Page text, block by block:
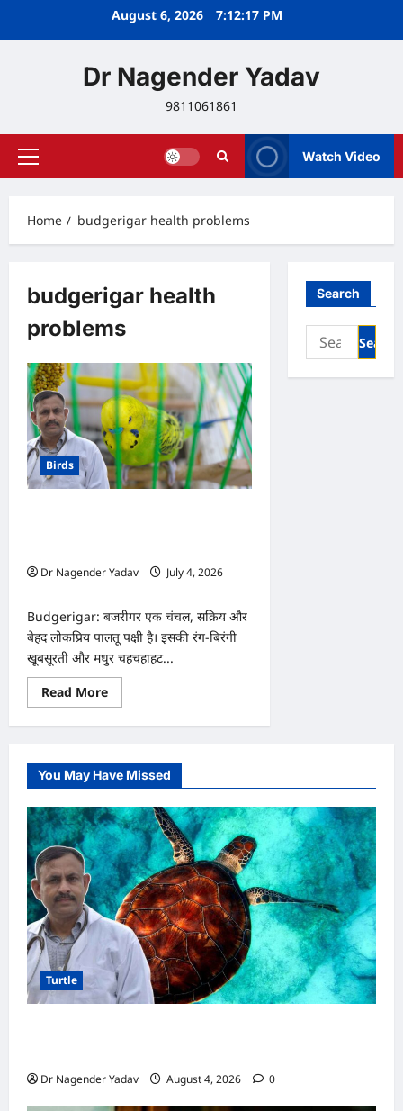
August 6, 2026 7:12:18 PM
Dr Nagender Yadav
9811061861
Primary
Watch Video
Home budgerigar health problems
budgerigar health
problems
Birds
Dr Nagender Yadav
July 4, 2026
Budgerigar: बजरीगर एक चंचल, सक्रिय और
बेहद लोकप्रिय पालतू पक्षी है। इसकी रंग-बिरंगी
खूबसूरती और मधुर चहचहाहट...
Read MoreRead
more
Budgerigar:
बार
पंख
फुलाकर
क्यों
बैठता
है?
जानिए
यह
सामान्य
आदत
है
या
बीमारी
का
संकेत
Search
Search
for:
You May Have Missed
Turtle
Dr Nagender Yadav August 4, 2026 0